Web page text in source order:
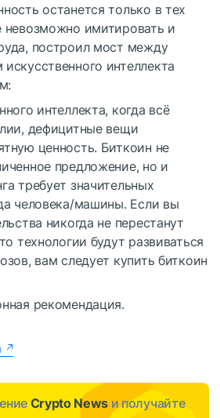
останется только в тех
невозможно имитировать и
построил мост между
интеллекта
интеллекта, когда всё
дефицитные вещи
ценность. Биткоин не
предложение, но и
требует значительных
человека/машины. Если вы
никогда не перестанут
технологии будут развиваться
вам следует купить биткоин
рекомендация.
Crypto News и получайте